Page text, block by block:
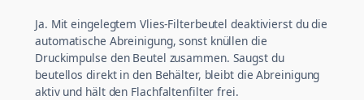
Ja. Mit eingelegtem Vlies-Filterbeutel deaktivierst du die
automatische Abreinigung, sonst knüllen die
Druckimpulse den Beutel zusammen. Saugst du
beutellos direkt in den Behälter, bleibt die Abreinigung
aktiv und hält den Flachfaltenfilter frei.